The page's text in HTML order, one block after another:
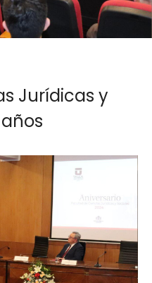
Jurídicas y